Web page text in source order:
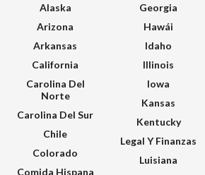
Alaska
Arizona
Arkansas
California
Carolina Del
Norte
Carolina Del Sur
Chile
Colorado
Comida Hispana
Georgia
Hawái
Idaho
Illinois
Iowa
Kansas
Kentucky
Legal Y Finanzas
Luisiana